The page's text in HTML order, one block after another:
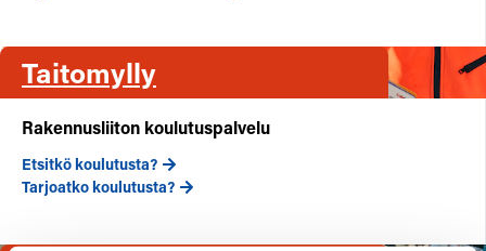
Taitomylly
Rakennusliiton koulutuspalvelu
Etsitkö koulutusta?
Tarjoatko koulutusta?